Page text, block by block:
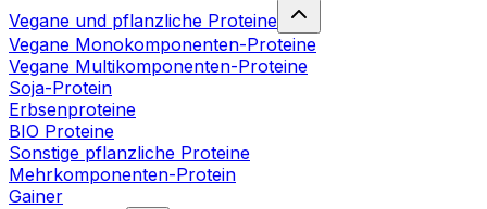
Vegane und pflanzliche Proteine
Vegane Monokomponenten-Proteine
Vegane Multikomponenten-Proteine
Soja-Protein
Erbsenproteine
BIO Proteine
Sonstige pflanzliche Proteine
Mehrkomponenten-Protein
Gainer